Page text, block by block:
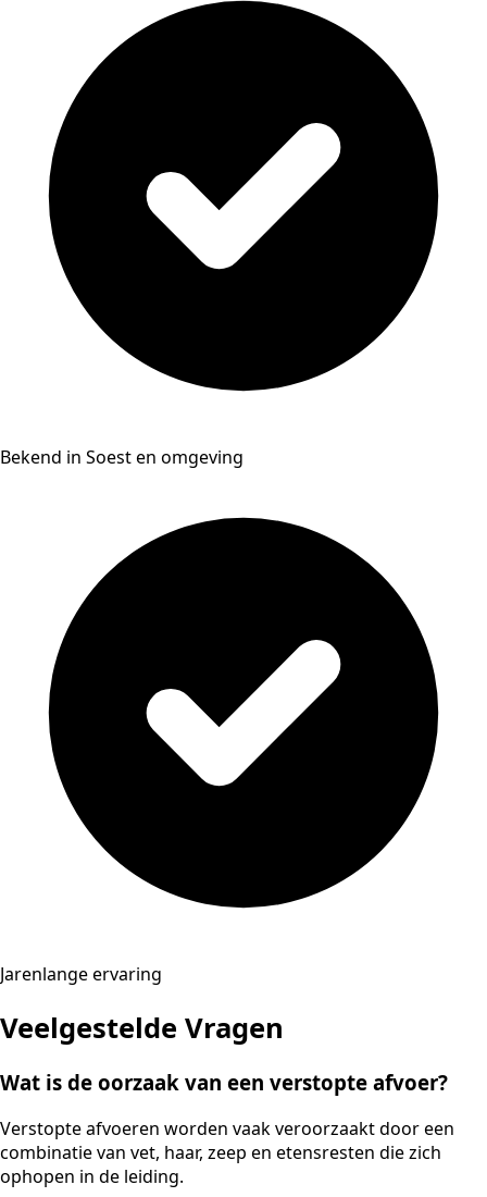
Bekend in Soest en omgeving
Jarenlange ervaring
Veelgestelde Vragen
Wat is de oorzaak van een verstopte afvoer?
Verstopte afvoeren worden vaak veroorzaakt door een
combinatie van vet, haar, zeep en etensresten die zich
ophopen in de leiding.